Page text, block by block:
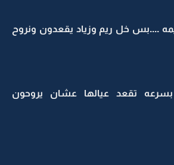
....بس خل ريم وزياد يقعدون ونروح
تقعد عيالها عشان يروحون